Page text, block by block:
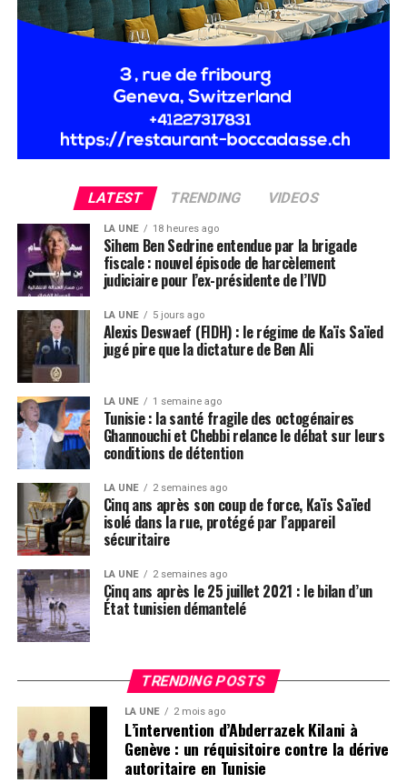
LATEST TRENDING VIDEOS
LA UNE 18 heures ago
Sihem Ben Sedrine entendue par la brigade
fiscale : nouvel épisode de harcèlement
judiciaire pour l’ex-présidente de l’IVD
LA UNE 5 jours ago
Alexis Deswaef (FIDH) : le régime de Kaïs Saïed
jugé pire que la dictature de Ben Ali
LA UNE 1 semaine ago
Tunisie : la santé fragile des octogénaires
Ghannouchi et Chebbi relance le débat sur leurs
conditions de détention
LA UNE 2 semaines ago
Cinq ans après son coup de force, Kaïs Saïed
isolé dans la rue, protégé par l’appareil
sécuritaire
LA UNE 2 semaines ago
Cinq ans après le 25 juillet 2021 : le bilan d’un
État tunisien démantelé
TRENDING POSTS
LA UNE 2 mois ago
L’intervention d’Abderrazek Kilani à
Genève : un réquisitoire contre la dérive
autoritaire en Tunisie